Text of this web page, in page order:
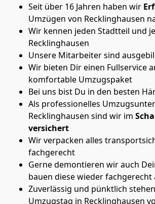
Seit über 16 Jahren haben wir
Umzügen von Recklinghausen
Wir kennen jeden Stadtteil und
Recklinghausen
Unsere Mitarbeiter sind
Wir bieten Dir einen Fullservice
komfortable Umzugspaket
Bei uns bist Du in den besten
Als professionelles
Recklinghausen sind wir im
versichert
Wir verpacken alles
fachgerecht
Gerne demontieren wir auch
bauen diese wieder fachgerecht
Zuverlässig und pünktlich
Umzugstag in Recklinghausen